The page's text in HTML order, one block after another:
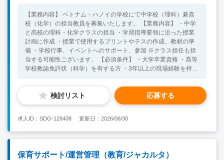
【業務内容】 ベトナム・ハノイの学校にて中学校（理科）兼高
校（化学）の担当教員を募集いたします。 【業務内容】 ・中学
と高校の理科・化学クラスの担当 ・学習指導要領に沿った授業
計画に作成 ・授業で使用するプリントやテスの作成、教材の準
備 ・学校行事、イベントへのサポート、参加 ※クラス担任も担
当する可能性ございます。 【必須条件】 ・大学卒業資格 ・高等
学校教諭免許状（科学）を有する方 ・3年以上の現場経験を持つ
早くベトナムで勤務できる方 【入社日希望日】 2026年8月
検討リスト 応募する
求人ID：SDG-128408 更新日：2026/06/30
保育サポート/運営管理（教育/ジャカルタ）